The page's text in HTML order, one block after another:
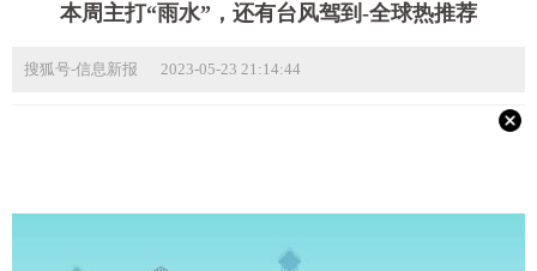
本周主打“雨水”，还有台风驾到-全球热推荐
搜狐号-信息新报 2023-05-23 21:14:44